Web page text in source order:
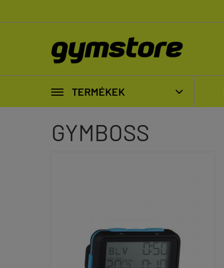
 TERMÉKEK 
GYMBOSS